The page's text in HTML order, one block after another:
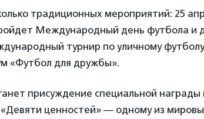
традиционных мероприятий: 25
Международный день футбола и
турнир по уличному
«Футбол для дружбы».
присуждение специальной награды
ценностей» — одному из